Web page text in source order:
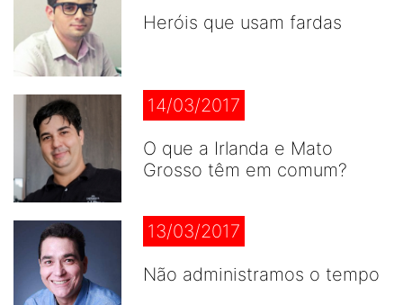
Heróis que usam fardas
14/03/2017
O que a Irlanda e Mato
Grosso têm em comum?
13/03/2017
Não administramos o tempo